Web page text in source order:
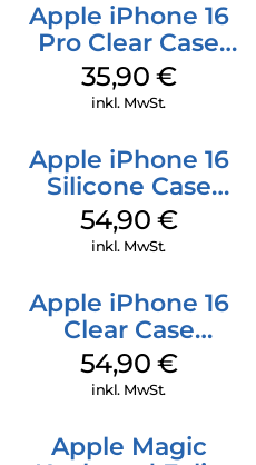
Apple iPhone 16
Pro Clear Case
MagSafe
Transparent
35,90 €
inkl. MwSt.
Apple iPhone 16
Silicone Case
MagSafe Lake
Green
54,90 €
inkl. MwSt.
Apple iPhone 16
Clear Case
MagSafe
Transparent
54,90 €
inkl. MwSt.
Apple Magic